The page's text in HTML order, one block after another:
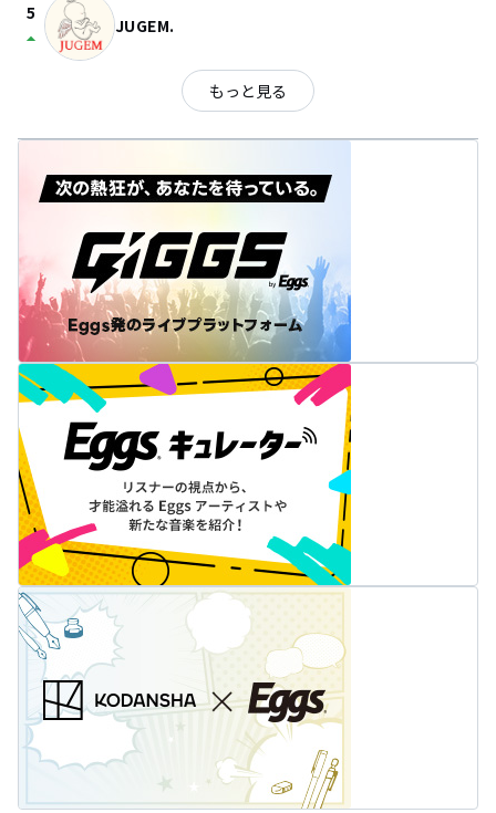
5
arrow_drop_up JUGEM.
もっと見る